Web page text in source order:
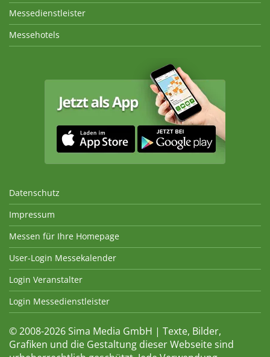
Messedienstleister
Messehotels
Datenschutz
Impressum
Messen für Ihre Homepage
User-Login Messekalender
Login Veranstalter
Login Messedienstleister
© 2008-2026 Sima Media GmbH | Texte, Bilder,
Grafiken und die Gestaltung dieser Webseite sind